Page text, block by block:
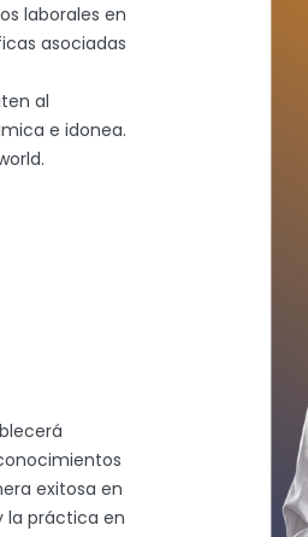
laborales en
asociadas
al
e idonea.
exitosa en
la práctica en